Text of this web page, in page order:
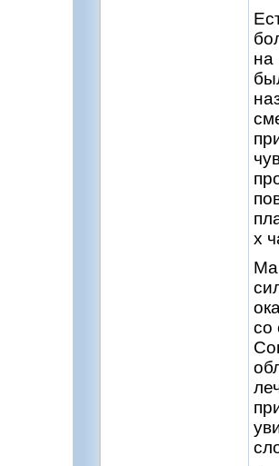
на
х
со